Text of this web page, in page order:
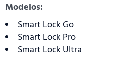
Modelos:
Smart Lock Go
Smart Lock Pro
Smart Lock Ultra